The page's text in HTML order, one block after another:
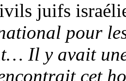
juifs
pour
Il y avait
cet